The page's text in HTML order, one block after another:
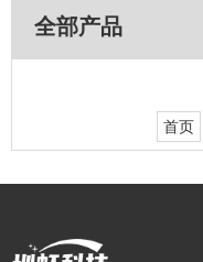
全部产品
首页